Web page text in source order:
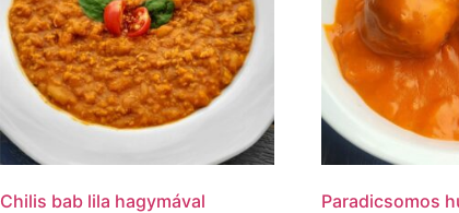
Chilis bab lila hagymával Paradicsomos